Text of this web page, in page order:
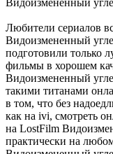
Любители сериалов
Видоизмененный
подготовили только
фильмы в хорошем
Видоизмененный
такими титанами
в том, что без
как на ivi, смотреть
на LostFilm
практически на